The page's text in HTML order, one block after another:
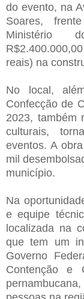
do evento, na
Soares,
Ministério
reais) na
No local,
Confecção de
2023, também
culturais,
eventos. A
mil
município.
Na
e equipe
localizada na
que tem um
Governo
Contenção e